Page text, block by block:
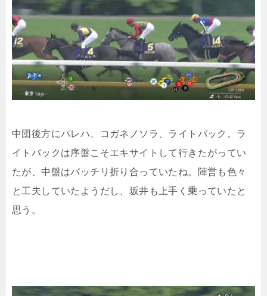
中団後方にパレハ、コガネノソラ、ライトバック。ラ
イトバックは序盤こそエキサイトして行きたがってい
たが、中盤はバッチリ折り合っていたね。陣営も色々
と工夫していたようだし、坂井も上手く乗っていたと
思う。